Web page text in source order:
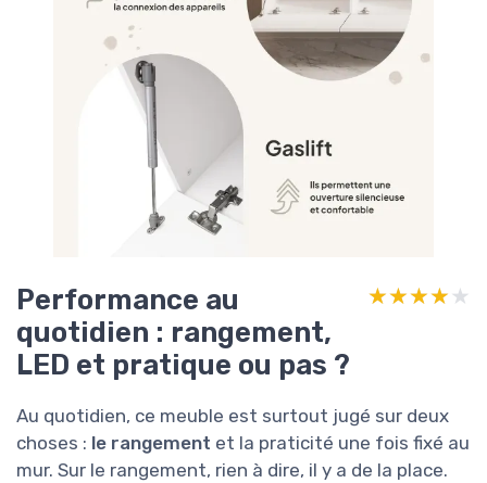
Performance au
quotidien : rangement,
LED et pratique ou pas ?
★★★★★
★★★★★
Au quotidien, ce meuble est surtout jugé sur deux
choses : le rangement et la praticité une fois fixé au
mur. Sur le rangement, rien à dire, il y a de la place.